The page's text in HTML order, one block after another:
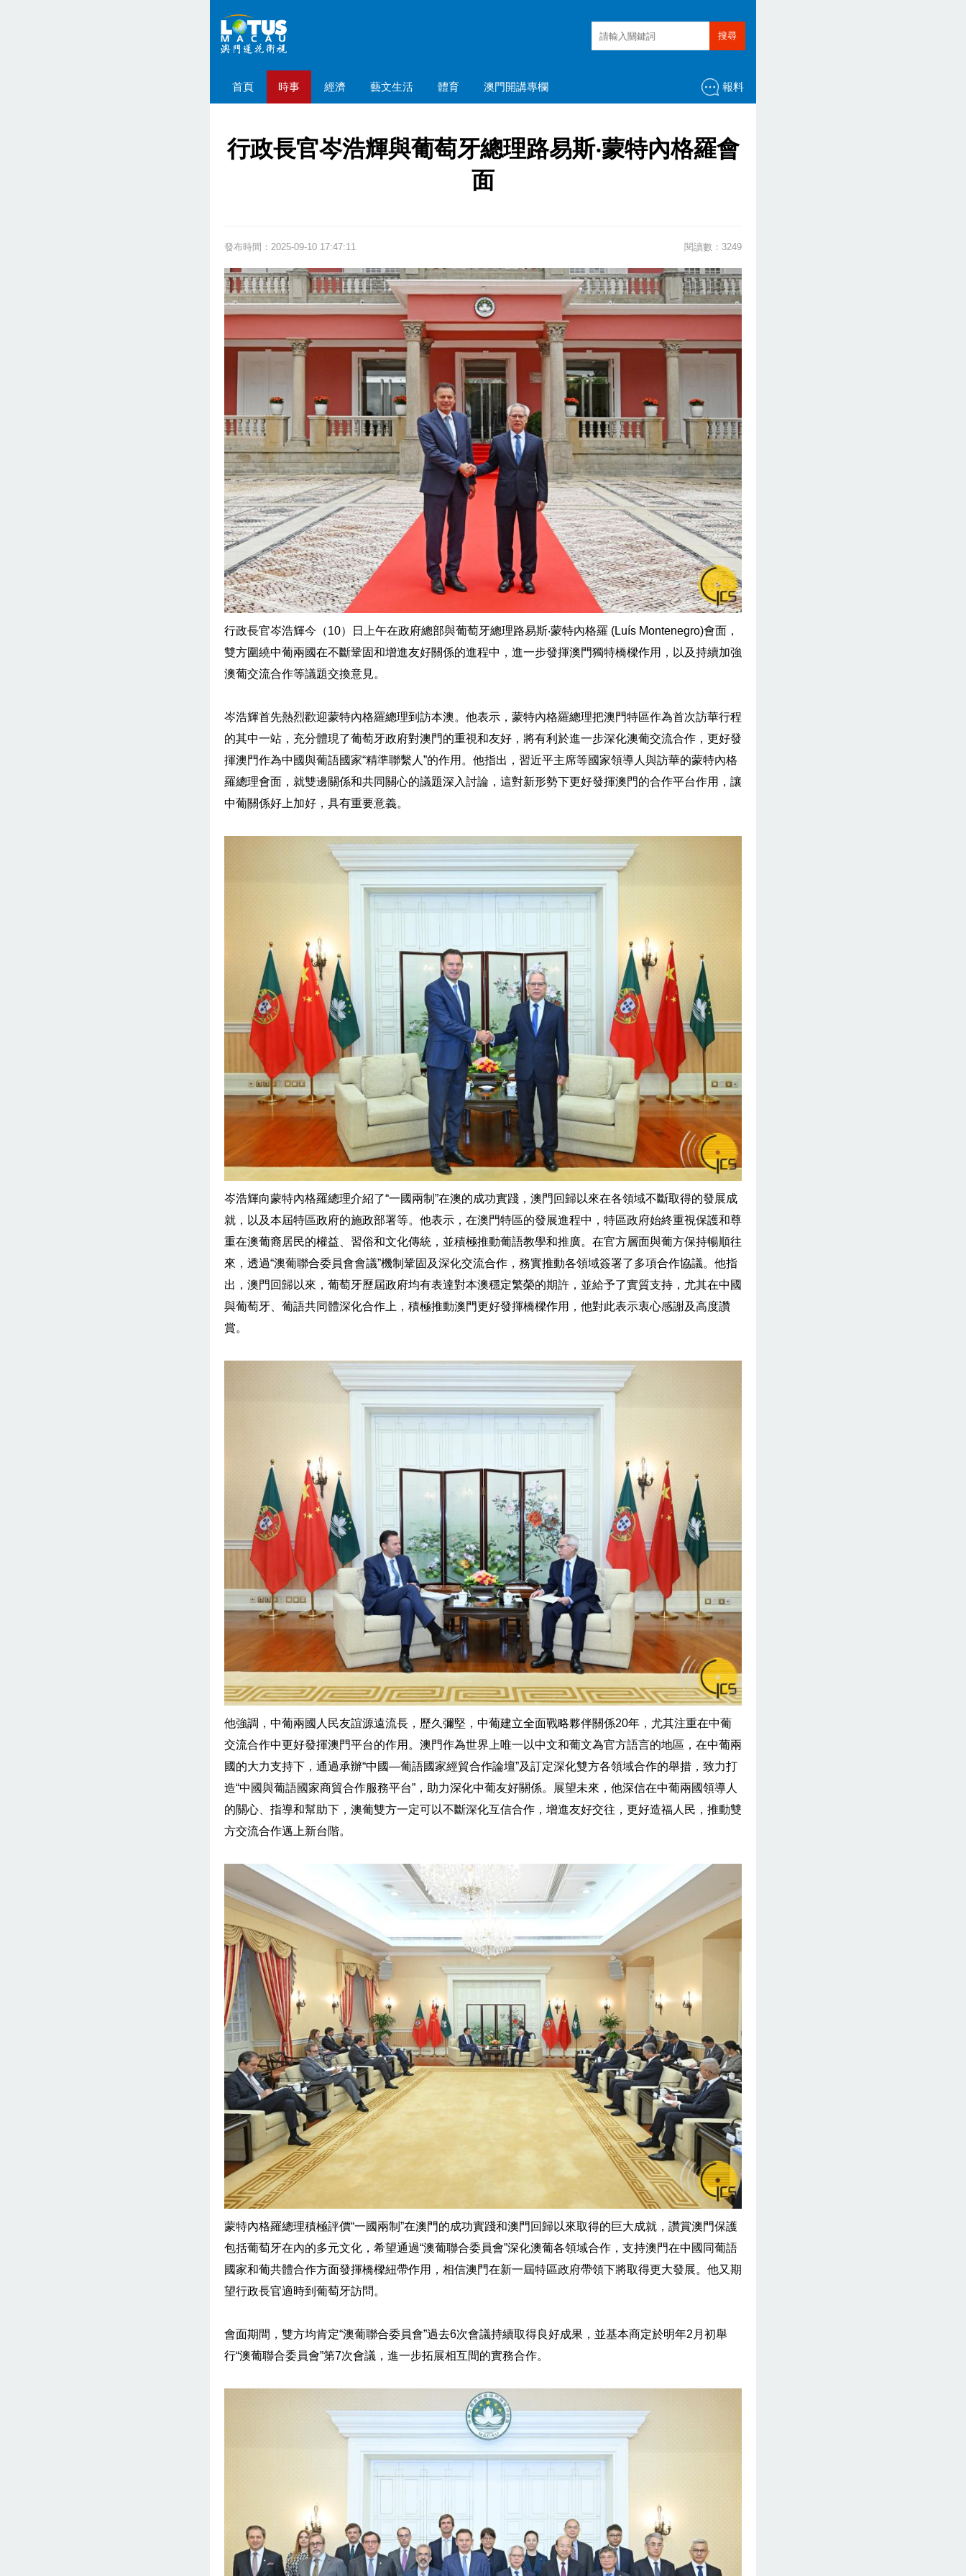
搜尋
首頁 時事 經濟 藝文生活 體育 澳門開講專欄 報料
行政長官岑浩輝與葡萄牙總理路易斯‧蒙特內格羅會
面
發布時間：2025-09-10 17:47:11 閱讀數：3249
行政長官岑浩輝今（10）日上午在政府總部與葡萄牙總理路易斯‧蒙特內格羅 (Luís Montenegro)會面，
雙方圍繞中葡兩國在不斷鞏固和增進友好關係的進程中，進一步發揮澳門獨特橋樑作用，以及持續加強
澳葡交流合作等議題交換意見。
岑浩輝首先熱烈歡迎蒙特內格羅總理到訪本澳。他表示，蒙特內格羅總理把澳門特區作為首次訪華行程
的其中一站，充分體現了葡萄牙政府對澳門的重視和友好，將有利於進一步深化澳葡交流合作，更好發
揮澳門作為中國與葡語國家“精準聯繫人”的作用。他指出，習近平主席等國家領導人與訪華的蒙特內格
羅總理會面，就雙邊關係和共同關心的議題深入討論，這對新形勢下更好發揮澳門的合作平台作用，讓
中葡關係好上加好，具有重要意義。
岑浩輝向蒙特內格羅總理介紹了“一國兩制”在澳的成功實踐，澳門回歸以來在各領域不斷取得的發展成
就，以及本屆特區政府的施政部署等。他表示，在澳門特區的發展進程中，特區政府始終重視保護和尊
重在澳葡裔居民的權益、習俗和文化傳統，並積極推動葡語教學和推廣。在官方層面與葡方保持暢順往
來，透過“澳葡聯合委員會會議”機制鞏固及深化交流合作，務實推動各領域簽署了多項合作協議。他指
出，澳門回歸以來，葡萄牙歷屆政府均有表達對本澳穩定繁榮的期許，並給予了實質支持，尤其在中國
與葡萄牙、葡語共同體深化合作上，積極推動澳門更好發揮橋樑作用，他對此表示衷心感謝及高度讚
賞。
他強調，中葡兩國人民友誼源遠流長，歷久彌堅，中葡建立全面戰略夥伴關係20年，尤其注重在中葡
交流合作中更好發揮澳門平台的作用。澳門作為世界上唯一以中文和葡文為官方語言的地區，在中葡兩
國的大力支持下，通過承辦“中國—葡語國家經貿合作論壇”及訂定深化雙方各領域合作的舉措，致力打
造“中國與葡語國家商貿合作服務平台”，助力深化中葡友好關係。展望未來，他深信在中葡兩國領導人
的關心、指導和幫助下，澳葡雙方一定可以不斷深化互信合作，增進友好交往，更好造福人民，推動雙
方交流合作邁上新台階。
蒙特內格羅總理積極評價“一國兩制”在澳門的成功實踐和澳門回歸以來取得的巨大成就，讚賞澳門保護
包括葡萄牙在內的多元文化，希望通過“澳葡聯合委員會”深化澳葡各領域合作，支持澳門在中國同葡語
國家和葡共體合作方面發揮橋樑紐帶作用，相信澳門在新一屆特區政府帶領下將取得更大發展。他又期
望行政長官適時到葡萄牙訪問。
會面期間，雙方均肯定“澳葡聯合委員會”過去6次會議持續取得良好成果，並基本商定於明年2月初舉
行“澳葡聯合委員會”第7次會議，進一步拓展相互間的實務合作。